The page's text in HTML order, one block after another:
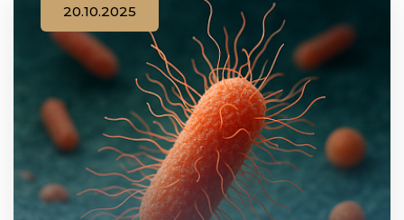
20.10.2025